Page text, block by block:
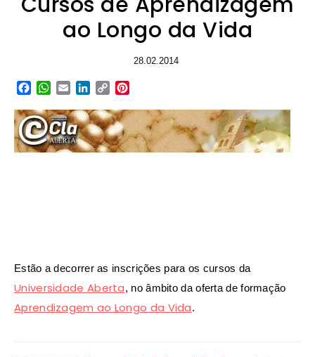
ao Longo da Vida
28.02.2014
Facebook
WhatsApp
EmailLinkedIn
Copy
Estão a decorrer as inscrições para os cursos da
Universidade Aberta, no âmbito da oferta de formação
Aprendizagem ao Longo da Vida.